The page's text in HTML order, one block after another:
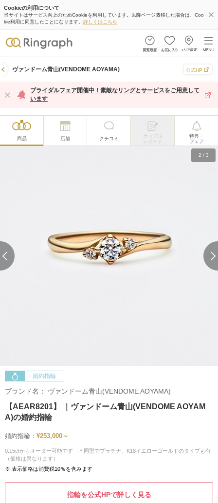
Cookieの利用について
当サイトはサービス向上のためCookieを利用しています。以降ページ遷移した場合は、Coo
kie利用に同意したことになります。 詳しくはこちら
ヴァンドーム青山(VENDOME AOYAMA) 公式HP
ブライダルフェア開催中！素敵なリングとサービスをご用意して
います
商品 店舗 クチコミ
カップル
レポート
特典・
フェア
2 / 3
婚約指輪
ブランド名： ヴァンドーム青山(VENDOME AOYAMA)
【AEAR8201】 ｜ヴァンドーム青山(VENDOME AOYAM
A)の婚約指輪
婚約指輪： ¥253,000～
0.15ctからオーダー可能です ＊同型でプラチナ、K18イエローゴールドのタイプも有
（価格は異なります）
※ 表示価格は消費税10％を含みます
指輪を公式HPで詳しく見る